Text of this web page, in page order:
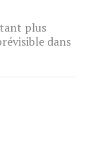
plus
dans